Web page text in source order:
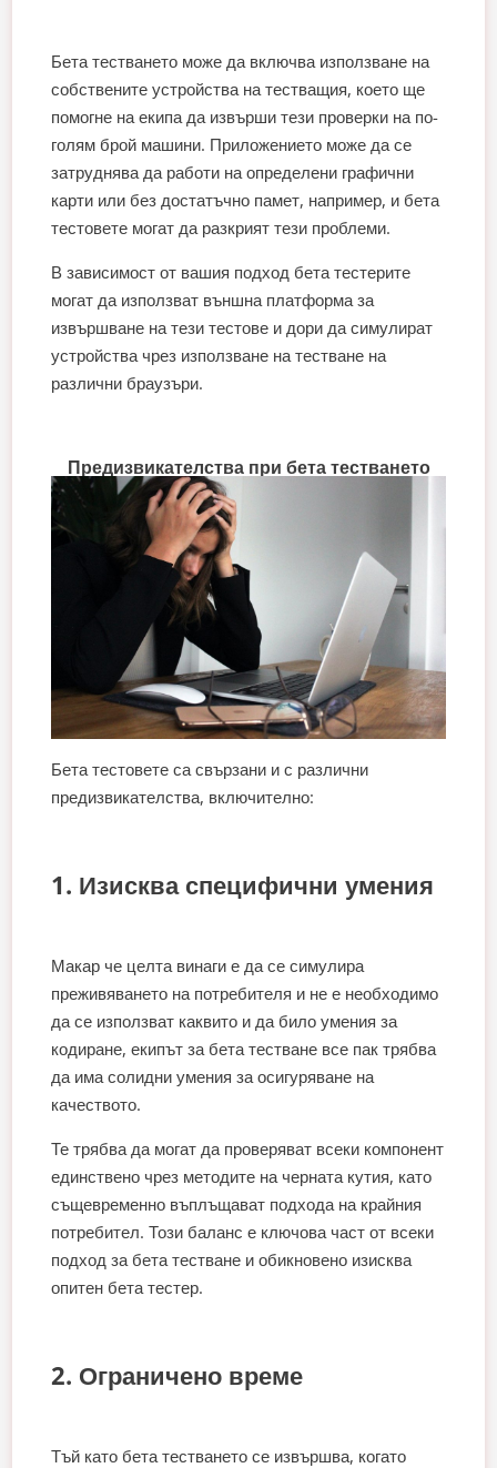
Бета тестването може да включва използване на
собствените устройства на тестващия, което ще
помогне на екипа да извърши тези проверки на по-
голям брой машини. Приложението може да се
затруднява да работи на определени графични
карти или без достатъчно памет, например, и бета
тестовете могат да разкрият тези проблеми.
В зависимост от вашия подход бета тестерите
могат да използват външна платформа за
извършване на тези тестове и дори да симулират
устройства чрез използване на тестване на
различни браузъри.
Предизвикателства при бета тестването
Бета тестовете са свързани и с различни
предизвикателства, включително:
1. Изисква специфични умения
Макар че целта винаги е да се симулира
преживяването на потребителя и не е необходимо
да се използват каквито и да било умения за
кодиране, екипът за бета тестване все пак трябва
да има солидни умения за осигуряване на
качеството.
Те трябва да могат да проверяват всеки компонент
единствено чрез методите на черната кутия, като
същевременно въплъщават подхода на крайния
потребител. Този баланс е ключова част от всеки
подход за бета тестване и обикновено изисква
опитен бета тестер.
2. Ограничено време
Тъй като бета тестването се извършва, когато